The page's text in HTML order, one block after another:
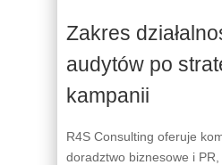
Zakres
audytów po
kampanii
R4S Consulting oferuje
doradztwo biznesowe i